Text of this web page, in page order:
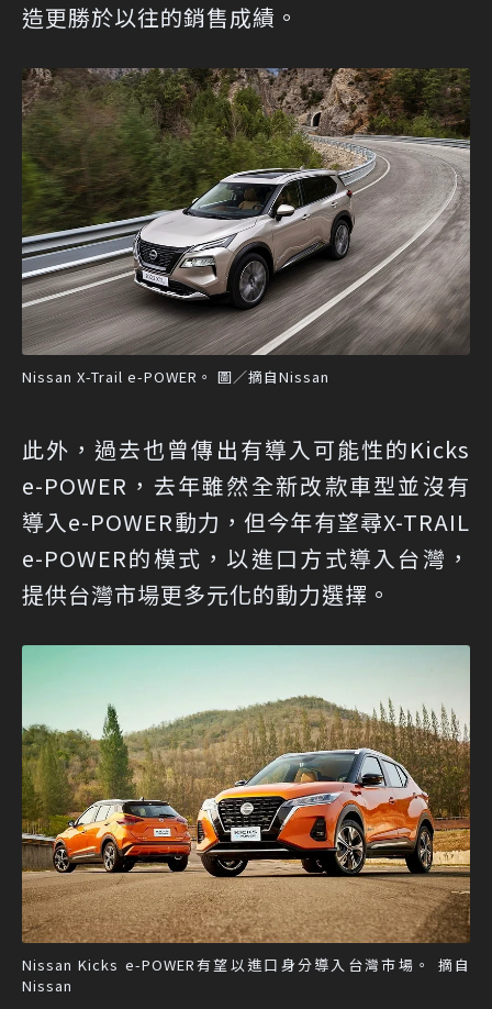
造更勝於以往的銷售成績。
Nissan X-Trail e-POWER。 圖／摘自Nissan
此外，過去也曾傳出有導入可能性的Kicks
e-POWER，去年雖然全新改款車型並沒有
導入e-POWER動力，但今年有望尋X-TRAIL
e-POWER的模式，以進口方式導入台灣，
提供台灣市場更多元化的動力選擇。
Nissan Kicks e-POWER有望以進口身分導入台灣市場。 摘自
Nissan